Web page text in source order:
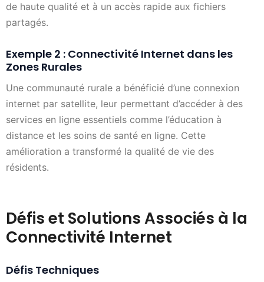
de haute qualité et à un accès rapide aux fichiers
partagés.
Exemple 2 : Connectivité Internet dans les
Zones Rurales
Une communauté rurale a bénéficié d’une connexion
internet par satellite, leur permettant d’accéder à des
services en ligne essentiels comme l’éducation à
distance et les soins de santé en ligne. Cette
amélioration a transformé la qualité de vie des
résidents.
Défis et Solutions Associés à la
Connectivité Internet
Défis Techniques